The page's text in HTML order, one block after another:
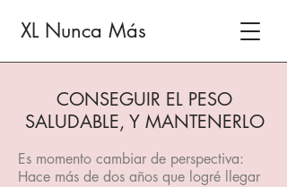
XL Nunca Más
CONSEGUIR EL PESO
SALUDABLE, Y MANTENERLO
Es momento cambiar de perspectiva:
Hace más de dos años que logré llegar